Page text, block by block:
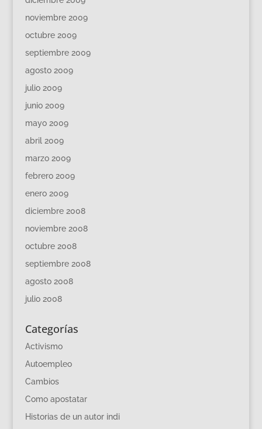
noviembre 2009
octubre 2009
septiembre 2009
agosto 2009
julio 2009
junio 2009
mayo 2009
abril 2009
marzo 2009
febrero 2009
enero 2009
diciembre 2008
noviembre 2008
octubre 2008
septiembre 2008
agosto 2008
julio 2008
Categorías
Activismo
Autoempleo
Cambios
Como apostatar
Historias de un autor indi